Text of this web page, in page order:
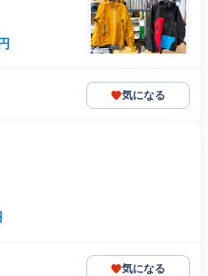
気になる
気になる